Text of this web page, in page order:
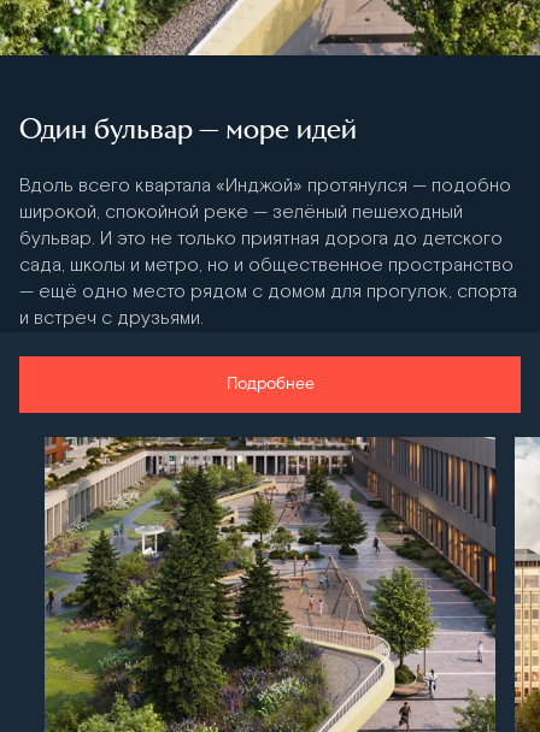
Один бульвар — море идей
Вдоль всего квартала «Инджой» протянулся — подобно
широкой, спокойной реке — зелёный пешеходный
бульвар. И это не только приятная дорога до детского
сада, школы и метро, но и общественное пространство
— ещё одно место рядом с домом для прогулок, спорта
и встреч с друзьями.
Подробнее